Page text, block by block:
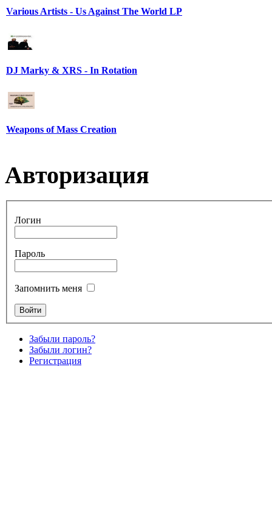
Various Artists - Us Against The World LP
DJ Marky & XRS - In Rotation
Weapons of Mass Creation
Авторизация
Логин
Пароль
Запомнить меня
Забыли пароль?
Забыли логин?
Регистрация